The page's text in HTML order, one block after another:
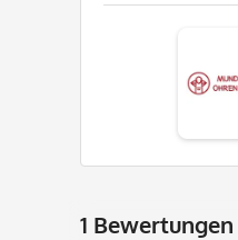
1 Bewertungen